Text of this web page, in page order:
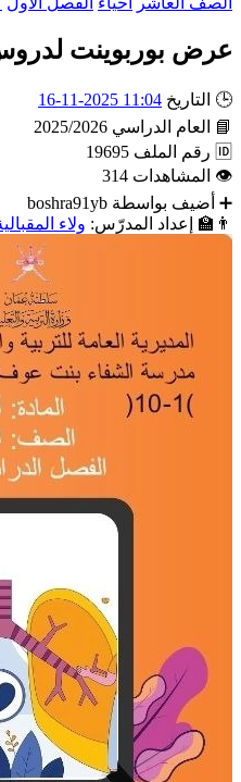
عرض بوربوينت لدروس
🕒 التاريخ 11:04 2025-11-16
📘
العام الدراسي 2025/2026
🆔 رقم الملف 19695
👁 المشاهدات 314
➕ أضيف بواسطة boshra91yb
👨‍🏫
إعداد المدرّس: ولاء